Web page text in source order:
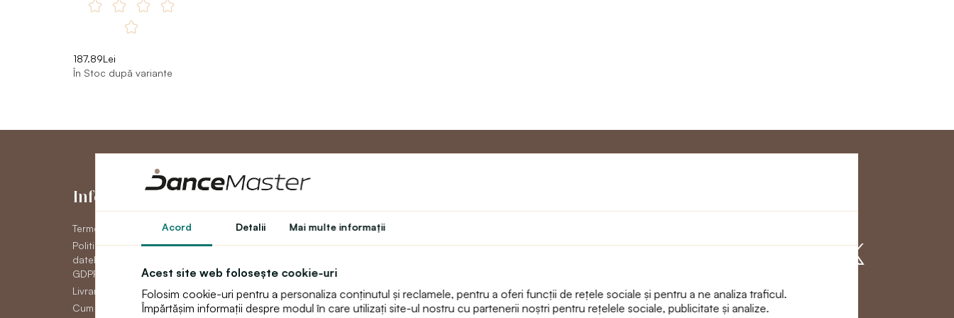
Acord Detalii Mai multe informaţii
Acest site web folosește cookie-uri
Folosim cookie-uri pentru a personaliza conținutul și reclamele, pentru a oferi funcții de rețele sociale și pentru a ne analiza traficul.
Împărtășim informații despre modul în care utilizați site-ul nostru cu partenerii noștri pentru rețelele sociale, publicitate și analize.
187.89Lei
În Stoc după variante
Informaţii
Termeni și condiții generale
Politica de confidențial a
datelor cu caracter personal
GDPR
Livrare
Cum să plătească
Contul meu
Contul meu
Istoric comenzi
Master
Program de fidelitate
Teatru
text_faq
noi